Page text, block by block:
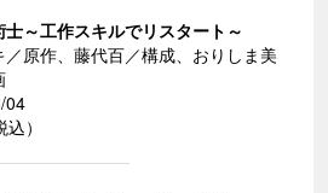
士～工作スキルでリスタート～
／原作、藤代百／構成、おりしま美
04
）